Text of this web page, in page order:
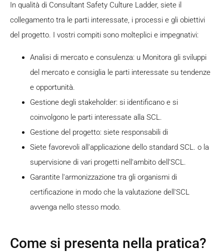
In qualità di Consultant Safety Culture Ladder, siete il
collegamento tra le parti interessate, i processi e gli obiettivi
del progetto. I vostri compiti sono molteplici e impegnativi:
Analisi di mercato e consulenza: u Monitora gli sviluppi
del mercato e consiglia le parti interessate su tendenze
e opportunità.
Gestione degli stakeholder: si identificano e si
coinvolgono le parti interessate alla SCL.
Gestione del progetto: siete responsabili di
Siete favorevoli all'applicazione dello standard SCL. o la
supervisione di vari progetti nell'ambito dell'SCL.
Garantite l'armonizzazione tra gli organismi di
certificazione in modo che la valutazione dell'SCL
avvenga nello stesso modo.
Come si presenta nella pratica?